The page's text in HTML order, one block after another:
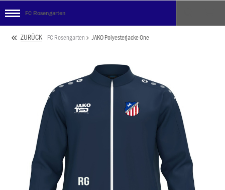
FC Rosengarten
ZURÜCK FC Rosengarten JAKO Polyesterjacke One